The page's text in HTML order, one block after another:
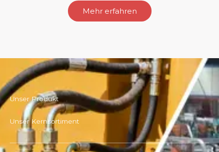
Mehr erfahren
Unser Produkt
Unser Kernsortiment